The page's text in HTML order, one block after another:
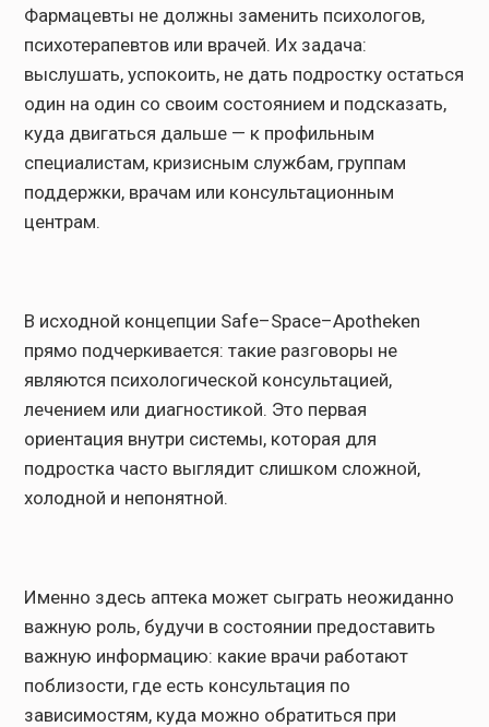
Фармацевты не должны заменить психологов,
психотерапевтов или врачей. Их задача:
выслушать, успокоить, не дать подростку остаться
один на один со своим состоянием и подсказать,
куда двигаться дальше — к профильным
специалистам, кризисным службам, группам
поддержки, врачам или консультационным
центрам.
В исходной концепции Safe–Space–Apotheken
прямо подчеркивается: такие разговоры не
являются психологической консультацией,
лечением или диагностикой. Это первая
ориентация внутри системы, которая для
подростка часто выглядит слишком сложной,
холодной и непонятной.
Именно здесь аптека может сыграть неожиданно
важную роль, будучи в состоянии предоставить
важную информацию: какие врачи работают
поблизости, где есть консультация по
зависимостям, куда можно обратиться при